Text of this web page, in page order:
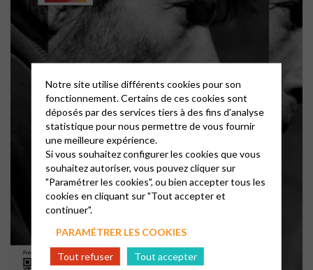
Notre site utilise différents cookies pour son
fonctionnement. Certains de ces cookies sont
déposés par des services tiers à des fins d'analyse
statistique pour nous permettre de vous fournir
une meilleure expérience.
Si vous souhaitez configurer les cookies que vous
souhaitez autoriser, vous pouvez cliquer sur
"Paramétrer les cookies", ou bien accepter tous les
cookies en cliquant sur "Tout accepter et
continuer".
PARAMÉTRER LES COOKIES
Tout refuser
Tout accepter